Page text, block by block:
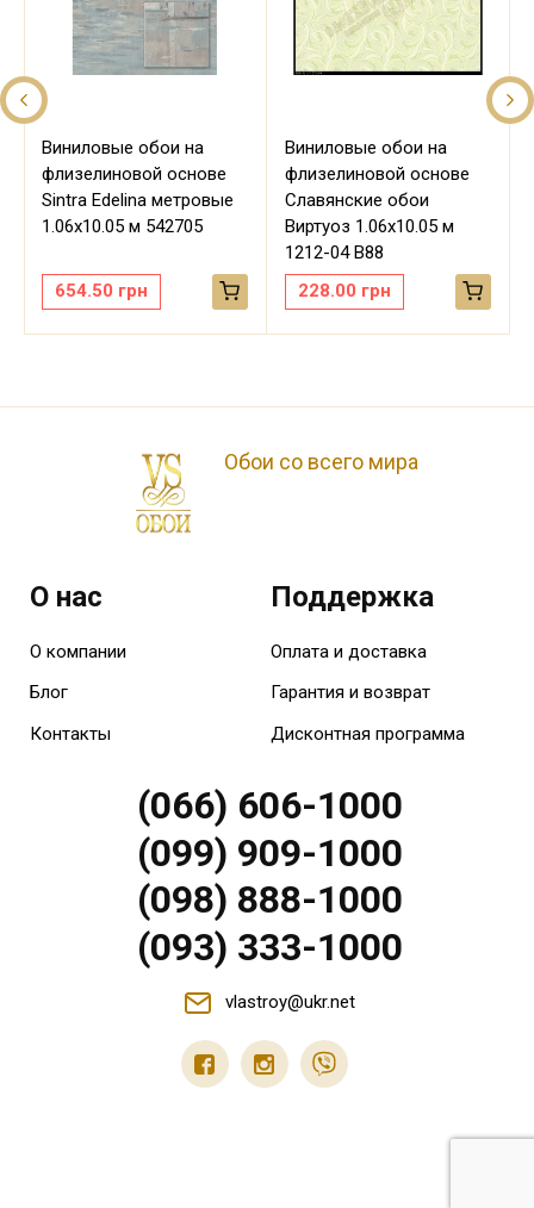
Виниловые обои на
флизелиновой основе
Sintra Edelina метровые
1.06х10.05 м 542705
654.50 грн
Виниловые обои на
флизелиновой основе
Славянские обои
Виртуоз 1.06х10.05 м
1212-04 В88
228.00 грн
Обои со всего мира
О нас
О компании
Блог
Контакты
Поддержка
Оплата и доставка
Гарантия и возврат
Дисконтная программа
(066) 606-1000
(099) 909-1000
(098) 888-1000
(093) 333-1000
vlastroy@ukr.net